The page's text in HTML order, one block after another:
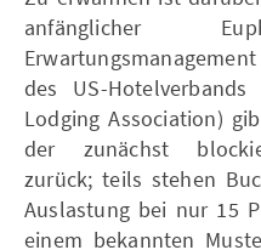
anfänglicher
des US-
Lodging Association)
der zunächst
zurück; teils stehen
Auslastung bei nur 15
einem bekannten